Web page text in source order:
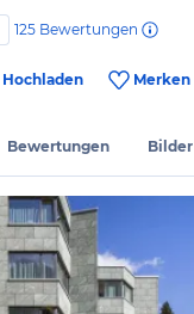
125 Bewertungen
Hochladen Merken
Bewertungen Bilder